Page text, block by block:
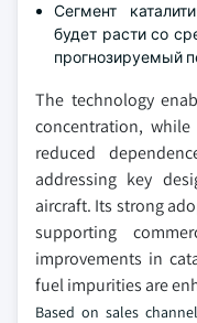
Сегмент
будет расти со
прогнозируемый
The technology
concentration,
reduced
addressing key
aircraft. Its strong
supporting
improvements in
fuel impurities are
Based on sales